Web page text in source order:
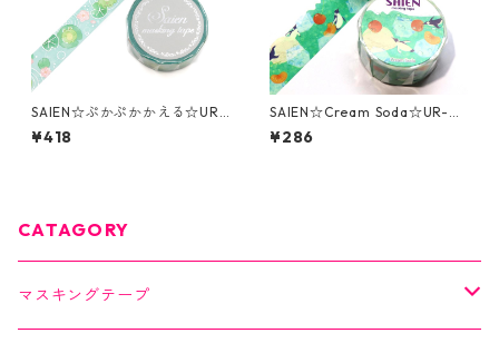
SAIEN☆ぷかぷかかえる☆UR-
3092☆銀箔☆マスキングテー
プ
¥418
SAIEN☆Cream Soda☆UR-4
010☆20ｍｍ☆マスキングテ
ープ
¥286
CATAGORY
マスキングテープ